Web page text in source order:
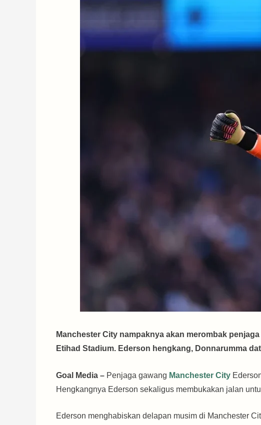
Manchester City nampaknya akan merombak
Etihad Stadium. Ederson hengkang, Donnarumma
Goal Media – Penjaga gawang Manchester City
Hengkangnya Ederson sekaligus membukakan jalan
Ederson menghabiskan delapan musim di Manchester